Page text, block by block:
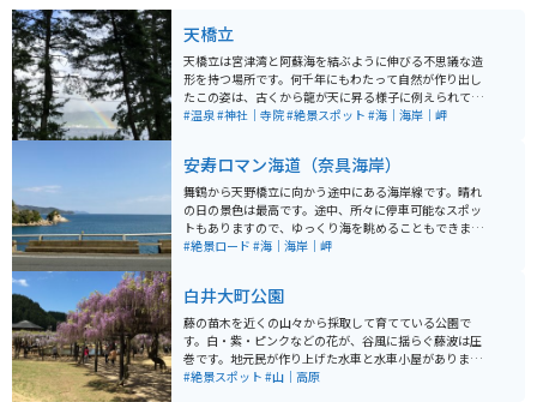
天橋立
天橋立は宮津湾と阿蘇海を結ぶように伸びる不思議な造
形を持つ場所です。何千年にもわたって自然が作り出し
たこの姿は、古くから龍が天に昇る様子に例えられてき
ました。ここは名勝として知られ、京都府内の観光地1
むことができます。また、海水浴や温泉を満喫すること
もできるので、バイクで訪れるツーリングのおすすめス
ポットです。
#温泉#神社｜寺院#絶景スポット #海｜海岸｜岬
安寿ロマン海道（奈具海岸）
舞鶴から天野橋立に向かう途中にある海岸線です。晴れ
の日の景色は最高です。途中、所々に停車可能なスポッ
トもありますので、ゆっくり海を眺めることもできま
す。交通量はそんなに多くはないので、ゆっくり走りな
#絶景ロード #海｜海岸｜岬
白井大町公園
藤の苗木を近くの山々から採取して育てている公園で
す。白・紫・ピンクなどの花が、谷風に揺らぐ藤波は圧
巻です。地元民が作り上げた水車と水車小屋がありま
す。 町から離れた山中にあるので、落ち着いた雰囲気が
#絶景スポット #山｜高原